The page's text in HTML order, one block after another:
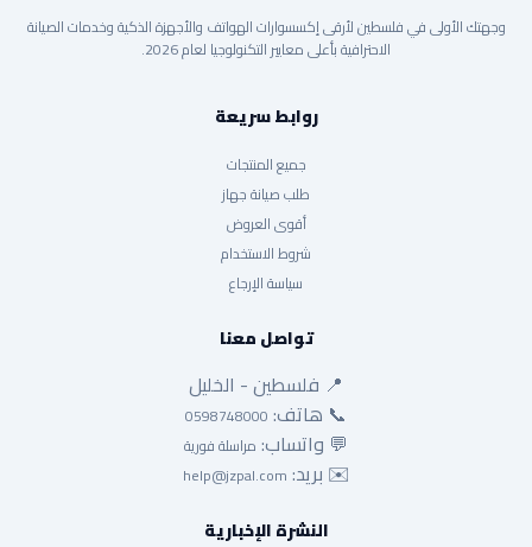
وجهتك الأولى في فلسطين لأرقى إكسسوارات الهواتف والأجهزة الذكية وخدمات الصيانة
الاحترافية بأعلى معايير التكنولوجيا لعام 2026.
روابط سريعة
جميع المنتجات
طلب صيانة جهاز
أقوى العروض
شروط الاستخدام
سياسة الإرجاع
تواصل معنا
📍 فلسطين - الخليل
📞 هاتف: 0598748000
💬 واتساب: مراسلة فورية
✉️ بريد: help@jzpal.com
النشرة الإخبارية